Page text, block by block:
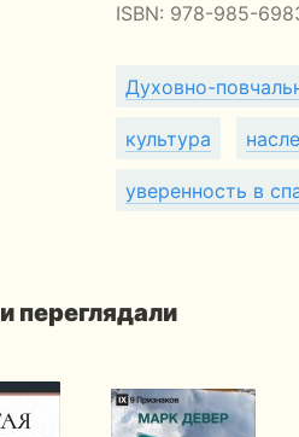
ISBN: 978-985-
Духовно-
культура
уверенность в
переглядали